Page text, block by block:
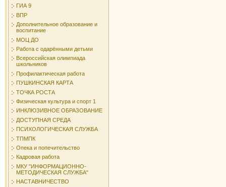
ГИА 9
ВПР
Дополнительное образование и
воспитание
МОЦ ДО
Работа с одарёнными детьми
Всероссийская олимпиада
школьников
Профилактическая работа
ПУШКИНСКАЯ КАРТА
ТОЧКА РОСТА
Физическая культура и спорт 1
ИНКЛЮЗИВНОЕ ОБРАЗОВАНИЕ
ДОСТУПНАЯ СРЕДА
ПСИХОЛОГИЧЕСКАЯ СЛУЖБА
ТПМПК
Опека и попечительство
Кадровая работа
МКУ "ИНФОРМАЦИОННО-
МЕТОДИЧЕСКАЯ СЛУЖБА"
НАСТАВНИЧЕСТВО